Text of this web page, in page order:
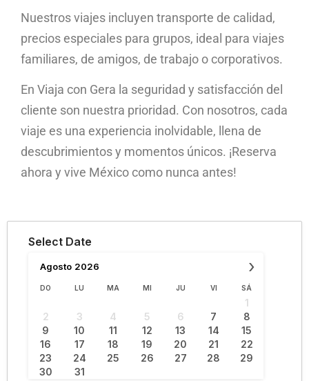
Nuestros viajes incluyen transporte de calidad,
precios especiales para grupos, ideal para viajes
familiares, de amigos, de trabajo o corporativos.
En Viaja con Gera la seguridad y satisfacción del
cliente son nuestra prioridad. Con nosotros, cada
viaje es una experiencia inolvidable, llena de
descubrimientos y momentos únicos. ¡Reserva
ahora y vive México como nunca antes!
Select Date
›
Agosto 2026
DO LU MA MI JU VI SÁ
1
2
3 4 5 6 7
8
9
10 11 12 13 14
15
16
17 18 19 20 21
22
23
24 25 26 27 28
29
30
31